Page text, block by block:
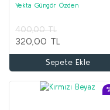
Yekta Güngör Özden
400,00 TL
320,00 TL
Sepete Ekle